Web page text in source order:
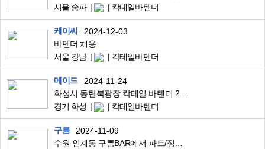
서울 송파
칵테일바텐더
케이씨
2024-12-03
바텐더 채용
서울 강남
칵테일바텐더
메이드
2024-11-24
화성시 동탄북광장 칵테일 바텐더 2명 모집합니다
경기 화성
칵테일바텐더
구름
2024-11-09
수원 인계동 구름BAR에서 파트/정직원 모십니다.